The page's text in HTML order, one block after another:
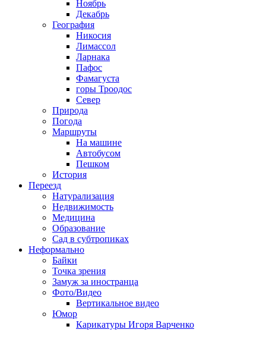
Ноябрь
Декабрь
География
Никосия
Лимассол
Ларнака
Пафос
Фамагуста
горы Троодос
Север
Природа
Погода
Маршруты
На машине
Автобусом
Пешком
История
Переезд
Натурализация
Недвижимость
Медицина
Образование
Сад в субтропиках
Неформально
Байки
Точка зрения
Замуж за иностранца
Фото/Видео
Вертикальное видео
Юмор
Карикатуры Игоря Варченко